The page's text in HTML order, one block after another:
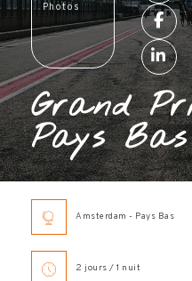
Photos
Grand
Pays Bas
Amsterdam - Pays Bas
2 jours / 1 nuit